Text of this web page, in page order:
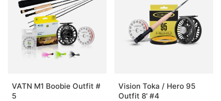
VATN M1 Boobie Outfit #
5
Vision Toka / Hero 95
Outfit 8' #4